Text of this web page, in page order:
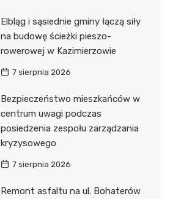
Elbląg i sąsiednie gminy łączą siły
na budowę ścieżki pieszo-
rowerowej w Kazimierzowie
7 sierpnia 2026
Bezpieczeństwo mieszkańców w
centrum uwagi podczas
posiedzenia zespołu zarządzania
kryzysowego
7 sierpnia 2026
Remont asfaltu na ul. Bohaterów